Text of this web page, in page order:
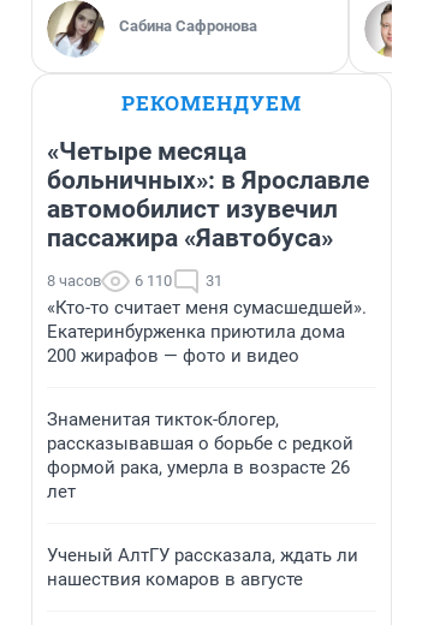
Сабина Сафронова
РЕКОМЕНДУЕМ
«Четыре месяца
больничных»: в Ярославле
автомобилист изувечил
пассажира «Яавтобуса»
8 часов 6 110 31
«Кто-то считает меня сумасшедшей».
Екатеринбурженка приютила дома
200 жирафов — фото и видео
Знаменитая тикток-блогер,
рассказывавшая о борьбе с редкой
формой рака, умерла в возрасте 26
лет
Ученый АлтГУ рассказала, ждать ли
нашествия комаров в августе